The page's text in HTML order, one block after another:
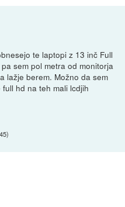
te laptopi z 13 inč Full
sem pol metra od monitorja
lažje berem. Možno da sem
hd na teh mali lcdjih
)